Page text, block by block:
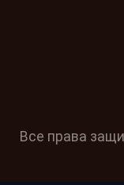
Все права